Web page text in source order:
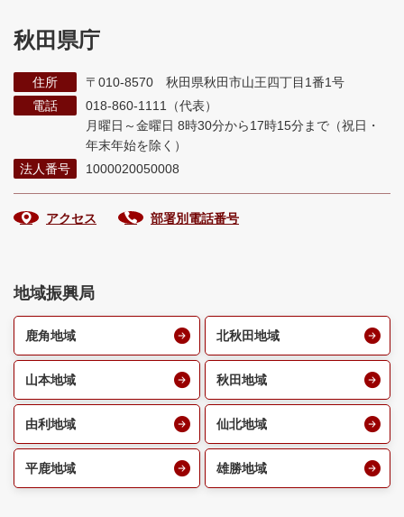
秋田県庁
住所
〒010-8570 秋田県秋田市山王四丁目1番1号
電話
018-860-1111（代表）
月曜日～金曜日 8時30分から17時15分まで （祝日・
年末年始を除く）
法人番号
1000020050008
アクセス 部署別電話番号
地域振興局
鹿角地域 北秋田地域
山本地域 秋田地域
由利地域 仙北地域
平鹿地域 雄勝地域